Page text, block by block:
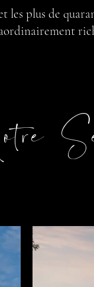
les plus de